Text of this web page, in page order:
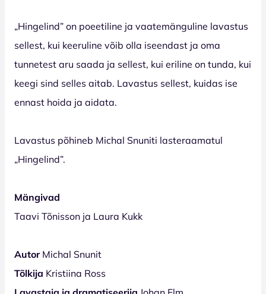
„Hingelind” on poeetiline ja vaatemänguline lavastus
sellest, kui keeruline võib olla iseendast ja oma
tunnetest aru saada ja sellest, kui eriline on tunda, kui
keegi sind selles aitab. Lavastus sellest, kuidas ise
ennast hoida ja aidata.
Lavastus põhineb Michal Snuniti lasteraamatul
„Hingelind”.
Mängivad
Taavi Tõnisson ja Laura Kukk
AutorMichal Snunit
Tõlkija Kristiina Ross